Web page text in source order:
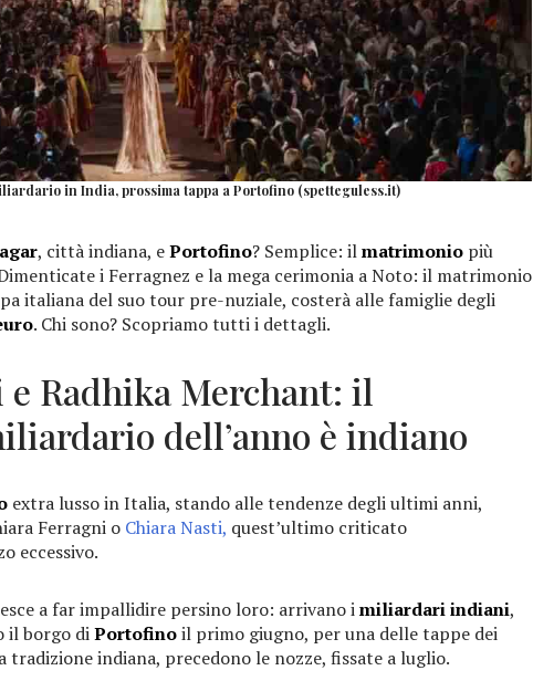
in India, prossima tappa a Portofino (spetteguless.it)
, città indiana, ePortofino? Semplice: ilmatrimonio più
i Ferragnez e la mega cerimonia a Noto: il matrimonio
italiana del suo tour pre-nuziale, costerà alle famiglie degli
. Chi sono? Scopriamo tutti i dettagli.
Radhika Merchant: il
dell’anno è indiano
extra lusso in Italia, stando alle tendenze degli ultimi anni,
Ferragni o Chiara Nasti, quest’ultimo criticato
eccessivo.
a far impallidire persino loro: arrivano imiliardari indiani,
il borgo diPortofinoil primo giugno, per una delle tappe dei
tradizione indiana, precedono le nozze, fissate a luglio.